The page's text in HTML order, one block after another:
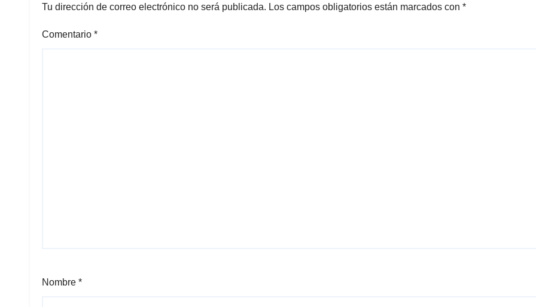
Tu dirección de correo electrónico no será publicada. Los campos obligatorios están marcados con *
Comentario *
Nombre *